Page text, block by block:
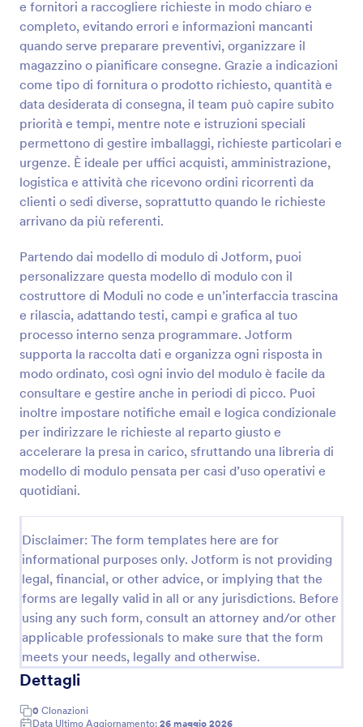
e fornitori a raccogliere richieste in modo chiaro e
completo, evitando errori e informazioni mancanti
quando serve preparare preventivi, organizzare il
magazzino o pianificare consegne. Grazie a indicazioni
come tipo di fornitura o prodotto richiesto, quantità e
data desiderata di consegna, il team può capire subito
priorità e tempi, mentre note e istruzioni speciali
permettono di gestire imballaggi, richieste particolari e
urgenze. È ideale per uffici acquisti, amministrazione,
logistica e attività che ricevono ordini ricorrenti da
clienti o sedi diverse, soprattutto quando le richieste
arrivano da più referenti.
Partendo dai modello di modulo di Jotform, puoi
personalizzare questa modello di modulo con il
costruttore di Moduli no code e un’interfaccia trascina
e rilascia, adattando testi, campi e grafica al tuo
processo interno senza programmare. Jotform
supporta la raccolta dati e organizza ogni risposta in
modo ordinato, così ogni invio del modulo è facile da
consultare e gestire anche in periodi di picco. Puoi
inoltre impostare notifiche email e logica condizionale
per indirizzare le richieste al reparto giusto e
accelerare la presa in carico, sfruttando una libreria di
modello di modulo pensata per casi d’uso operativi e
quotidiani.
Disclaimer: The form templates here are for
informational purposes only. Jotform is not providing
legal, financial, or other advice, or implying that the
forms are legally valid in all or any jurisdictions. Before
using any such form, consult an attorney and/or other
applicable professionals to make sure that the form
meets your needs, legally and otherwise.
Dettagli
0 Clonazioni
Data Ultimo Aggiornamento: 26 maggio 2026
Anteprima
Modulo Di Gestione Dell'Inventario
Tieni aggiornate le scorte e registra variazioni di
magazzino con il Modulo di gestione dell’inventario
di Jotform, utile per negozi, depositi e reparti
operativi che vogliono una raccolta dati ordinata.
Go to Category:
Moduli Tracciamento
Anteprima